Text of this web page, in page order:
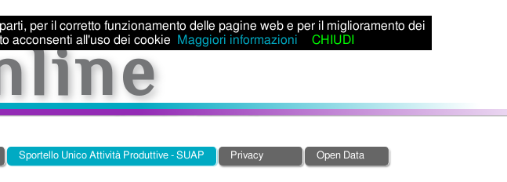
Sportello Unico Attività Produttive - SUAP Privacy Open Data
per il corretto funzionamento delle pagine web e per il miglioramento dei
acconsenti all'uso dei cookie
Maggiori informazioni CHIUDI